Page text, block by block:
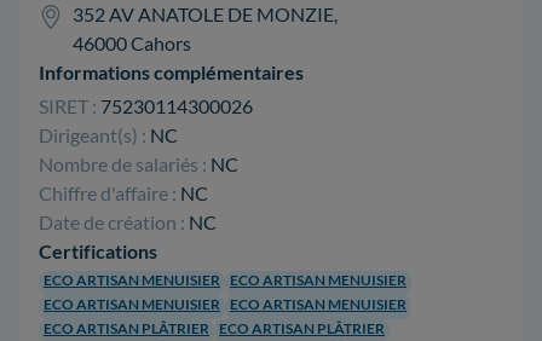
352 AV ANATOLE DE MONZIE,
46000 Cahors
Informations complémentaires
SIRET : 75230114300026
Dirigeant(s) : NC
Nombre de salariés : NC
Chiffre d'affaire : NC
Date de création : NC
Certifications
ECO ARTISAN MENUISIER
ECO ARTISAN MENUISIER
ECO ARTISAN MENUISIER
ECO ARTISAN MENUISIER
ECO ARTISAN PLÂTRIER
ECO ARTISAN PLÂTRIER